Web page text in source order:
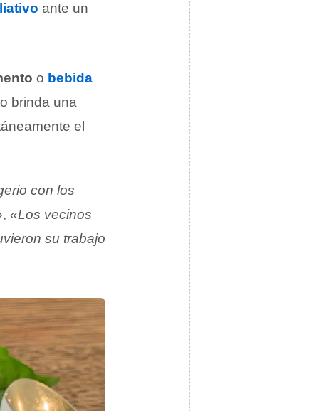
ante un
o bebida
brinda una
el
con los
, «Los vecinos
su trabajo